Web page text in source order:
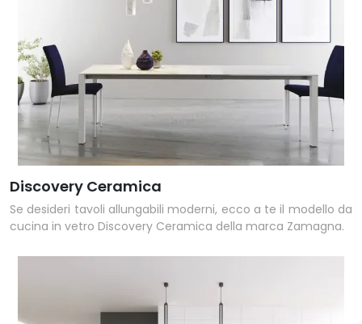
Discovery Ceramica
Se desideri tavoli allungabili moderni, ecco a te il modello da
cucina in vetro Discovery Ceramica della marca Zamagna.